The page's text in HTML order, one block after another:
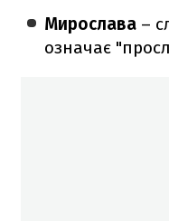
Мирослава –
означає